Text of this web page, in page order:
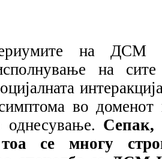
на ДСМ
на
во доменот
однесување. Сепак,
се многу